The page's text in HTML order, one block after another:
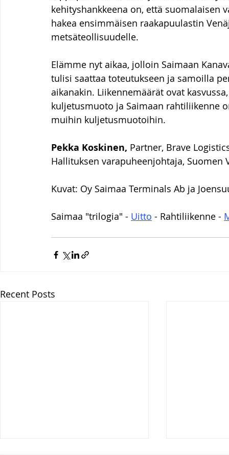
kehityshankkeena on, että suomalaisen
hakea ensimmäisen raakapuulastin
metsäteollisuudelle.
Elämme nyt aikaa, jolloin Saimaan
tulisi saattaa toteutukseen ja samoilla
aikanakin. Liikennemäärät ovat
kuljetusmuoto ja Saimaan rahtiliikenne
muihin kuljetusmuotoihin.
Pekka Koskinen, Partner, Brave
Hallituksen varapuheenjohtaja, Suomen
Kuvat: Oy Saimaa Terminals Ab ja
Saimaa "trilogia" - Uitto - Rahtiliikenne -
Recent Posts